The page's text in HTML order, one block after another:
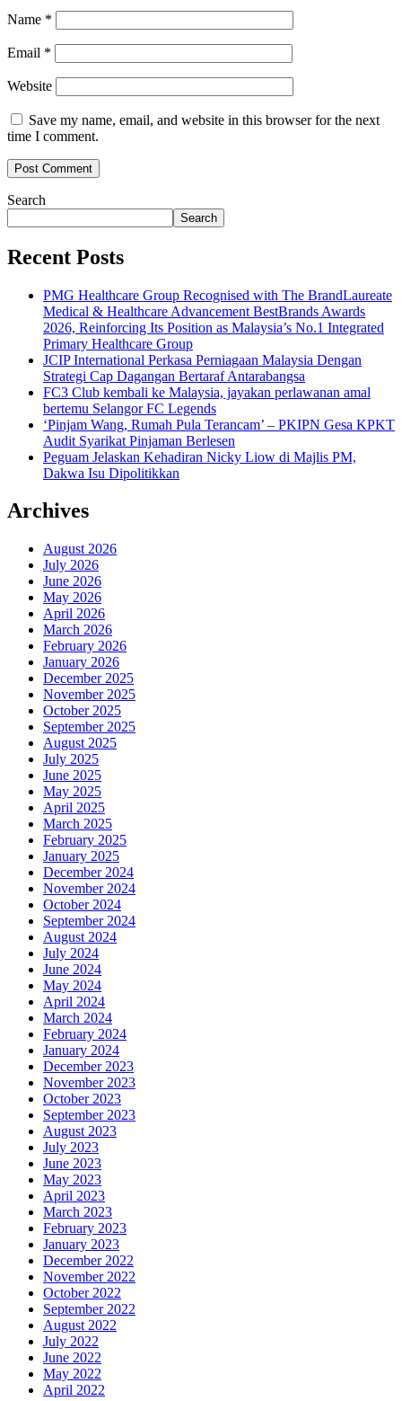
Name *
Email *
Website
Save my name, email, and website in this browser for the next
time I comment.
Search
Search
Recent Posts
PMG Healthcare Group Recognised with The BrandLaureate
Medical & Healthcare Advancement BestBrands Awards
2026, Reinforcing Its Position as Malaysia’s No.1 Integrated
Primary Healthcare Group
JCIP International Perkasa Perniagaan Malaysia Dengan
Strategi Cap Dagangan Bertaraf Antarabangsa
FC3 Club kembali ke Malaysia, jayakan perlawanan amal
bertemu Selangor FC Legends
‘Pinjam Wang, Rumah Pula Terancam’ – PKIPN Gesa KPKT
Audit Syarikat Pinjaman Berlesen
Peguam Jelaskan Kehadiran Nicky Liow di Majlis PM,
Dakwa Isu Dipolitikkan
Archives
August 2026
July 2026
June 2026
May 2026
April 2026
March 2026
February 2026
January 2026
December 2025
November 2025
October 2025
September 2025
August 2025
July 2025
June 2025
May 2025
April 2025
March 2025
February 2025
January 2025
December 2024
November 2024
October 2024
September 2024
August 2024
July 2024
June 2024
May 2024
April 2024
March 2024
February 2024
January 2024
December 2023
November 2023
October 2023
September 2023
August 2023
July 2023
June 2023
May 2023
April 2023
March 2023
February 2023
January 2023
December 2022
November 2022
October 2022
September 2022
August 2022
July 2022
June 2022
May 2022
April 2022